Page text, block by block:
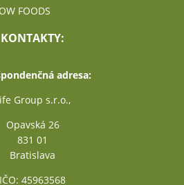
FOODS
KONTAKTY:
adresa:
Group s.r.o.,
Opavská 26
831 01
Bratislava
IČO: 45963568